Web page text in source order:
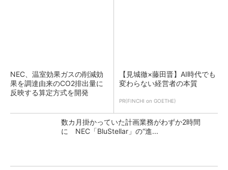
NEC、温室効果ガスの削減効
果を調達由来のCO2排出量に
反映する算定方式を開発
【見城徹×藤田晋】AI時代でも
変わらない経営者の本質
PR(FINCHI on GOETHE)
数カ月掛かっていた計画業務がわずか2時間
に NEC「BluStellar」の“進...